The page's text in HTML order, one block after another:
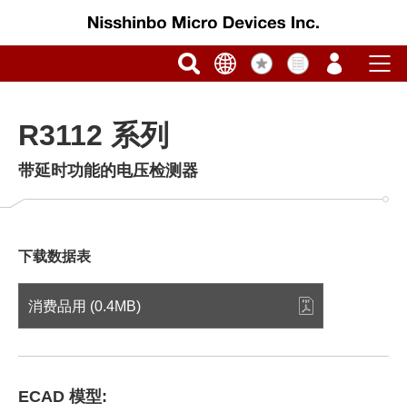
R3112 系列
带延时功能的电压检测器
下载数据表
消费品用 (0.4MB)
ECAD 模型: